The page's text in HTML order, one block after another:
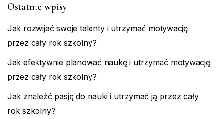
Ostatnie wpisy
Jak rozwijać swoje talenty i utrzymać motywację
przez cały rok szkolny?
Jak efektywnie planować naukę i utrzymać motywację
przez cały rok szkolny?
Jak znaleźć pasję do nauki i utrzymać ją przez cały
rok szkolny?